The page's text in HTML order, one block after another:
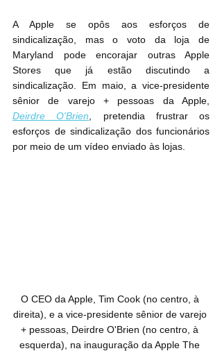
A Apple se opôs aos esforços de
sindicalização, mas o voto da loja de
Maryland pode encorajar outras Apple
Stores que já estão discutindo a
sindicalização. Em maio, a vice-presidente
Deirdre O'Brien , pretendia frustrar os
esforços de sindicalização dos funcionários
por meio de um vídeo enviado às lojas.
O CEO da Apple, Tim Cook (no centro, à
direita), e a vice-presidente sênior de varejo
+ pessoas, Deirdre O'Brien (no centro, à
esquerda), na inauguração da Apple The